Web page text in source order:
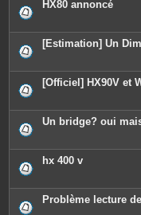
HX80 annoncé
[Estimation] Un
[Officiel] HX90V et
Un bridge? oui
hx 400 v
Problème lecture